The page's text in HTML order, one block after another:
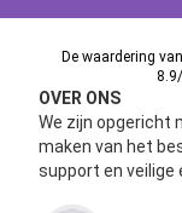
De waardering
OVER ONS
We zijn opgericht
maken van het
support en veilige